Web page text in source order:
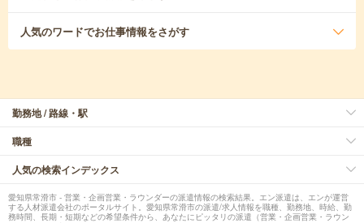
人気のワードでお仕事情報をさがす
勤務地 / 路線・駅
職種
人気の検索インデックス
愛知県常滑市 - 営業・企画営業・ラウンダーの派遣情報の検索結果。エン派遣は、エンが運営
する人材派遣会社のポータルサイト。愛知県常滑市の派遣/求人情報を職種、勤務地、時給、勤
務時間、長期・短期などの希望条件から、あなたにピッタリの派遣（営業・企画営業・ラウン